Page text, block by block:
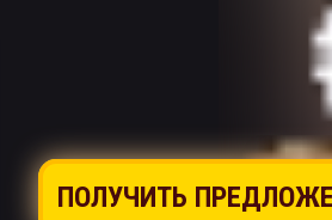
ПОЛУЧИТЬ